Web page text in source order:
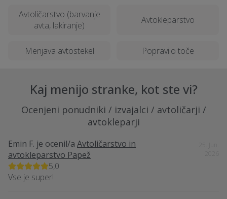
Avtoličarstvo (barvanje
avta, lakiranje)
Avtokleparstvo
Menjava avtostekel Popravilo toče
Kaj menijo stranke, kot ste vi?
Ocenjeni ponudniki / izvajalci / avtoličarji /
avtokleparji
Emin F. je ocenil/a Avtoličarstvo in
avtokleparstvo Papež
5,0
Vse je super!